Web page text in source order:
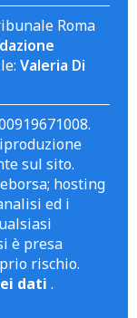
Roma
Valeria Di
sul sito.
hosting
ed i
è presa
rischio.
dati .